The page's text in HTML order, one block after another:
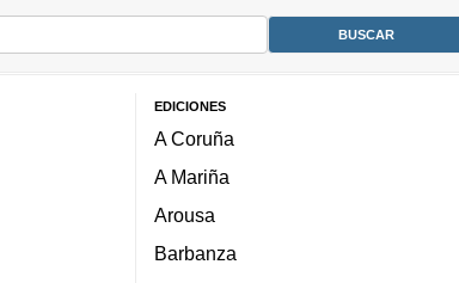
EDICIONES
A Coruña
A Mariña
Arousa
Barbanza